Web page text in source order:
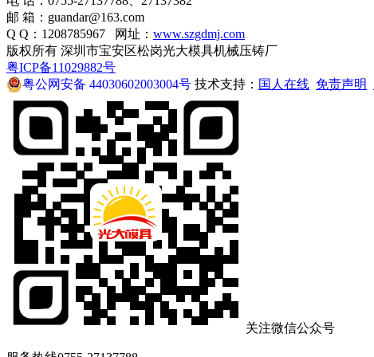
邮 箱：guandar@163.com
Q Q：1208785967 网址： www.szgdmj.com
版权所有 深圳市宝安区松岗光大模具机械压铸厂
粤ICP备11029882号
粤公网安备 44030602003004号 技术支持： 国人在线 免责声明
关注微信公众号